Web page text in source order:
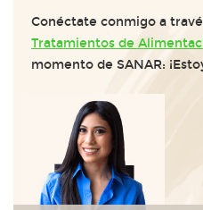
Conéctate conmigo a
Tratamientos de
momento de SANAR: